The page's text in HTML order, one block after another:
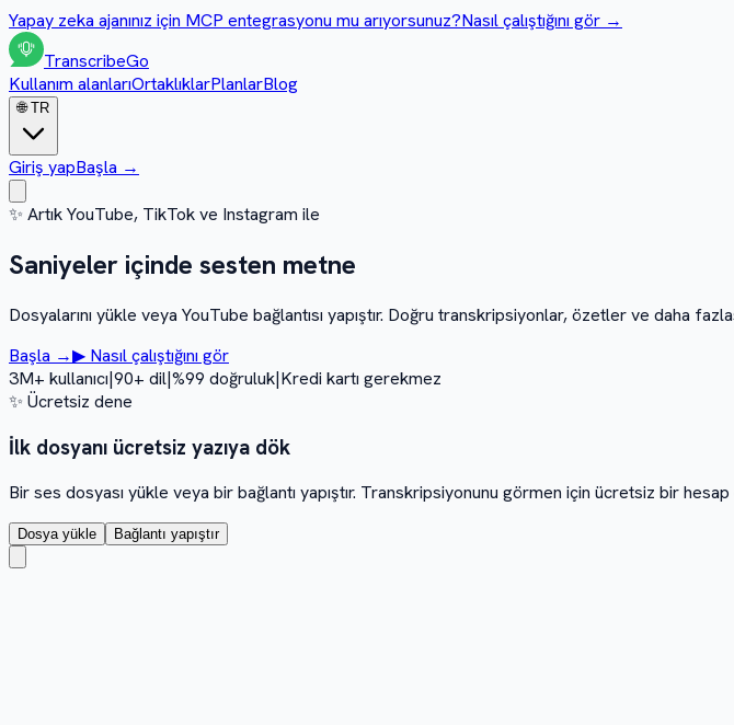
Yapay zeka ajanınız için MCP entegrasyonu mu arıyorsunuz?Nasıl çalıştığını gör →
TranscribeGo
Kullanım alanlarıOrtaklıklarPlanlarBlog
🌐TR
Giriş yapBaşla →
✨ Artık YouTube, TikTok ve Instagram ile
Saniyeler içinde sesten metne
Dosyalarını yükle veya YouTube bağlantısı yapıştır. Doğru transkripsiyonlar, özetler ve daha
Başla →▶ Nasıl çalıştığını gör
3M+ kullanıcı|90+ dil|%99 doğruluk|Kredi kartı gerekmez
✨ Ücretsiz dene
İlk dosyanı ücretsiz yazıya dök
Bir ses dosyası yükle veya bir bağlantı yapıştır. Transkripsiyonunu görmen için ücretsiz bir
Dosya yükle Bağlantı yapıştır